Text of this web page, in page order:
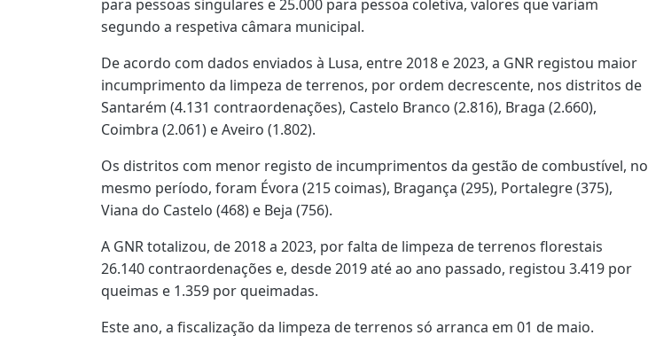
para pessoas singulares e 25.000 para pessoa coletiva, valores que variam
segundo a respetiva câmara municipal.
De acordo com dados enviados à Lusa, entre 2018 e 2023, a GNR registou maior
incumprimento da limpeza de terrenos, por ordem decrescente, nos distritos de
Santarém (4.131 contraordenações), Castelo Branco (2.816), Braga (2.660),
Coimbra (2.061) e Aveiro (1.802).
Os distritos com menor registo de incumprimentos da gestão de combustível, no
mesmo período, foram Évora (215 coimas), Bragança (295), Portalegre (375),
Viana do Castelo (468) e Beja (756).
A GNR totalizou, de 2018 a 2023, por falta de limpeza de terrenos florestais
26.140 contraordenações e, desde 2019 até ao ano passado, registou 3.419 por
queimas e 1.359 por queimadas.
Este ano, a fiscalização da limpeza de terrenos só arranca em 01 de maio.